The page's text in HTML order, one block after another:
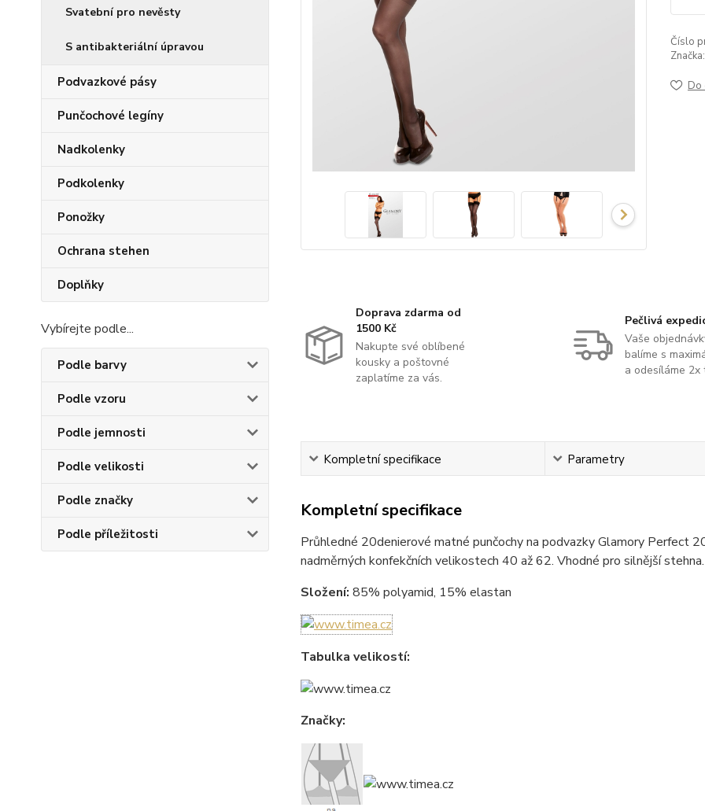
Svatební pro nevěsty
S antibakteriální úpravou
Podvazkové pásy
Punčochové legíny
Nadkolenky
Podkolenky
Ponožky
Ochrana stehen
Doplňky
Vybírejte podle...
Podle barvy
Podle vzoru
Podle jemnosti
Podle velikosti
Podle značky
Podle příležitosti
Číslo
Značka:
Do
Doprava zdarma od
1500 Kč
Nakupte své oblíbené
kousky a poštovné
zaplatíme za vás.
Pečlivá
Vaše
balíme s
a odesíláme 2x
Kompletní specifikace Parametry
Kompletní specifikace
Průhledné 20denierové matné punčochy na podvazky Glamory Perfect
nadměrných konfekčních velikostech 40 až 62. Vhodné pro silnější stehna.
Složení: 85% polyamid, 15% elastan
Tabulka velikostí:
Značky: